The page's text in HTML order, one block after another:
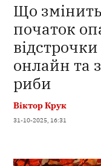
Що
початок
відстрочки
онлайн та
риби
Віктор Крук
31-10-2025, 16:31